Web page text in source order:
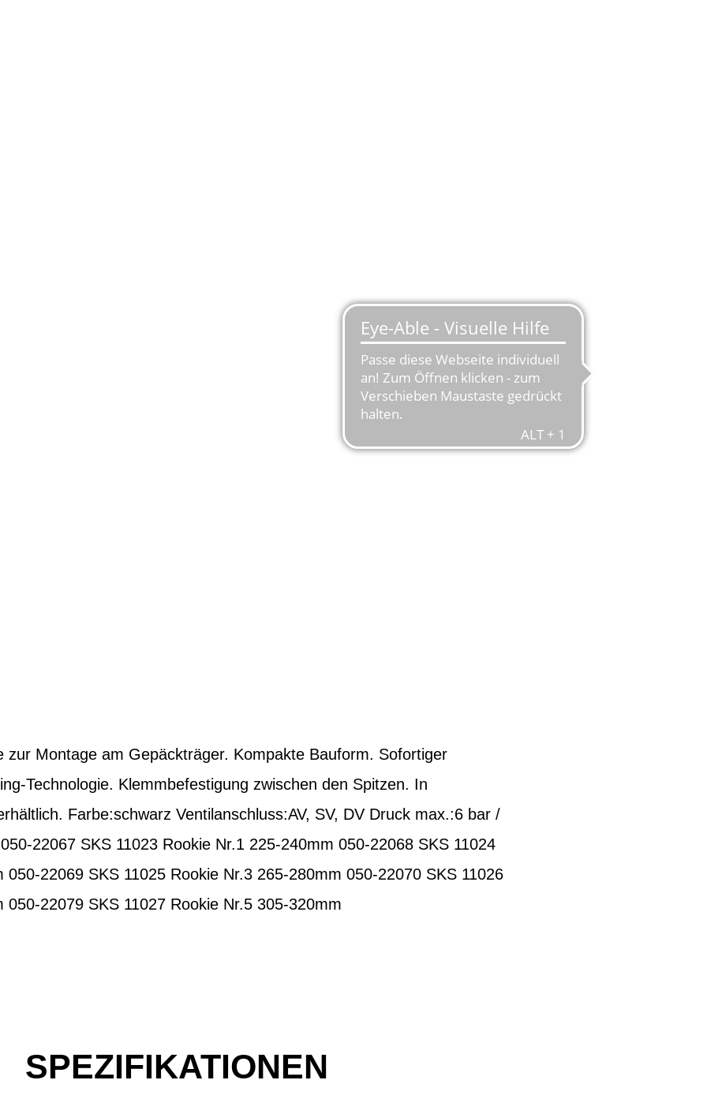
zur Montage am Gepäckträger. Kompakte Bauform. Sofortiger
Technologie. Klemmbefestigung zwischen den Spitzen. In
Farbe:schwarz Ventilanschluss:AV, SV, DV Druck max.:6 bar /
22067 SKS 11023 Rookie Nr.1 225-240mm 050-22068 SKS 11024
050-22069 SKS 11025 Rookie Nr.3 265-280mm 050-22070 SKS 11026
050-22079 SKS 11027 Rookie Nr.5 305-320mm
SPEZIFIKATIONEN